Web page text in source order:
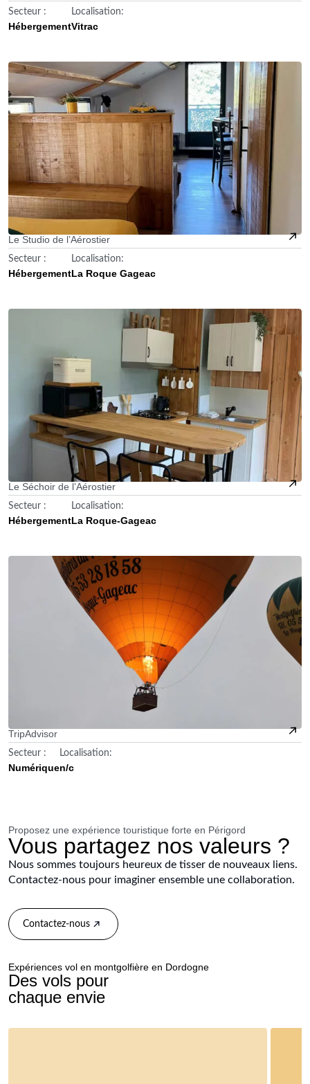
Secteur :
Hébergement
Localisation:
Vitrac
Le Studio de l’Aérostier
Secteur :
Hébergement
Localisation:
La Roque Gageac
Le Séchoir de l’Aérostier
Secteur :
Hébergement
Localisation:
La Roque-Gageac
TripAdvisor
Secteur :
Numérique
Localisation:
n/c
Proposez une expérience touristique forte en Périgord
Vous partagez nos valeurs ?
Nous sommes toujours heureux de tisser de nouveaux liens.
Contactez-nous pour imaginer ensemble une collaboration.
Contactez-nous
Expériences vol en montgolfière en Dordogne
Des vols pour
chaque envie